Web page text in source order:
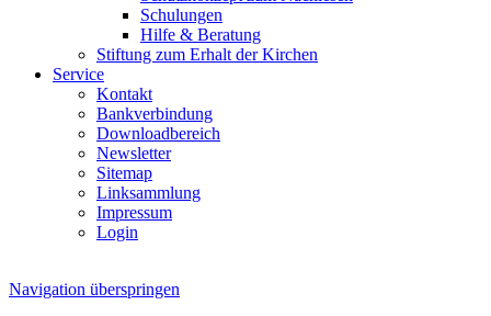
Schulungen
Hilfe & Beratung
Stiftung zum Erhalt der Kirchen
Service
Kontakt
Bankverbindung
Downloadbereich
Newsletter
Sitemap
Linksammlung
Impressum
Login
Navigation überspringen